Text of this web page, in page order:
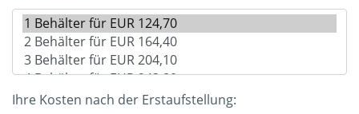
Ihre Kosten nach der Erstaufstellung: